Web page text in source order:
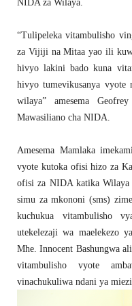
NIDA za Wilaya.
“Tulipeleka vitambulisho
za Vijiji na Mitaa yao ili
hivyo lakini bado kuna
hivyo tumevikusanya
wilaya” amesema
Mawasiliano cha NIDA.
Amesema Mamlaka
vyote kutoka ofisi hizo za
ofisi za NIDA katika
simu za mkononi (sms)
kuchukua vitambulisho
utekelezaji wa maelekezo
Mhe. Innocent Bashungwa
vitambulisho vyote
vinachukuliwa ndani ya